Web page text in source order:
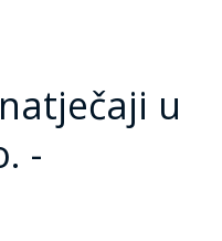
u
-